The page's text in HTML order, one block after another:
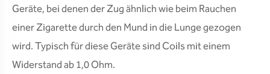
Geräte, bei denen der Zug ähnlich wie beim Rauchen
einer Zigarette durch den Mund in die Lunge gezogen
wird. Typisch für diese Geräte sind Coils mit einem
Widerstand ab 1,0 Ohm.